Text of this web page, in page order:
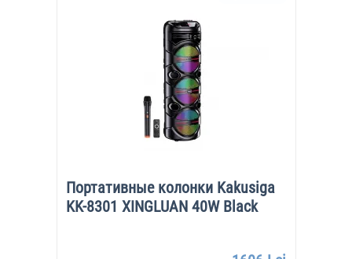
Портативные колонки Kakusiga
KK-8301 XINGLUAN 40W Black